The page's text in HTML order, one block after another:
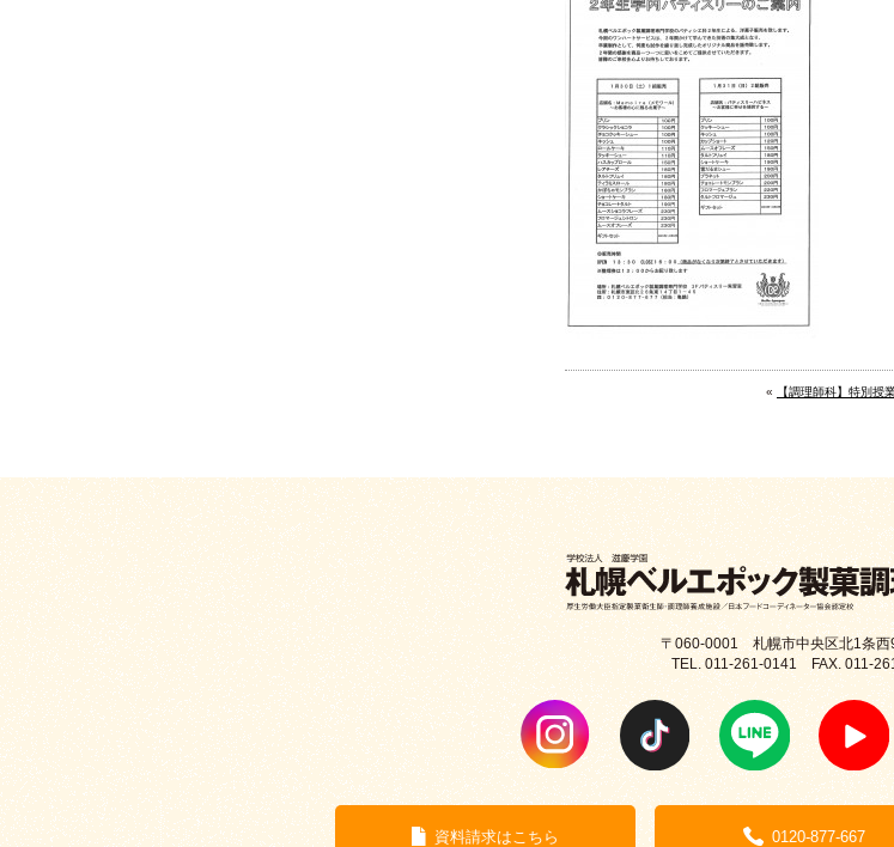
« 【調理師科】特別授
〒060-0001 札幌市中央区北1条西
TEL. 011-261-0141 FAX. 011-
資料請求はこちら 0120-877-667